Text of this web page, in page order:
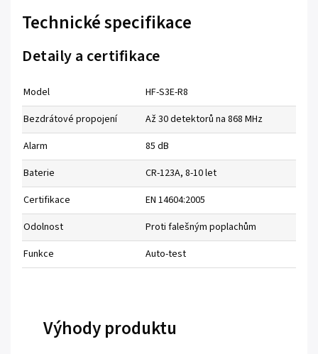
Technické specifikace
Detaily a certifikace
Model
HF-S3E-R8
Bezdrátové propojení
Až 30 detektorů na 868 MHz
Alarm
85 dB
Baterie
CR-123A, 8-10 let
Certifikace
EN 14604:2005
Odolnost
Proti falešným poplachům
Funkce
Auto-test
Výhody produktu